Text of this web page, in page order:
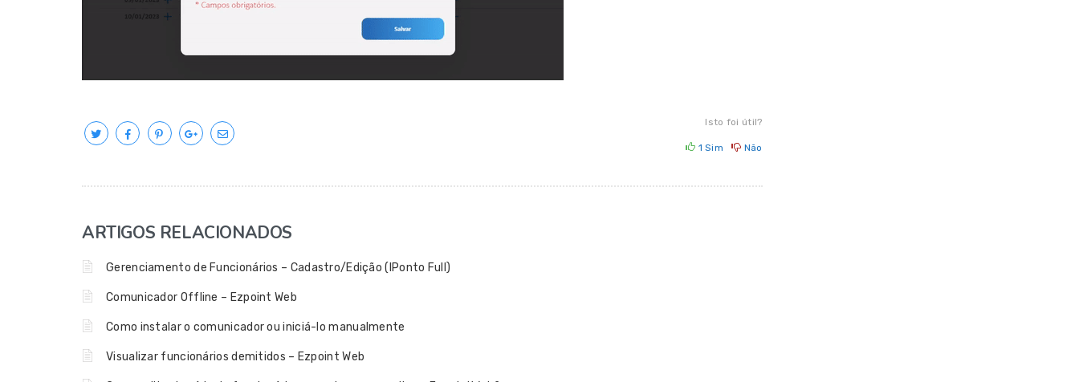
Isto foi útil?
1Sim Não
ARTIGOS RELACIONADOS
Gerenciamento de Funcionários – Cadastro/Edição (IPonto Full)
Comunicador Offline – Ezpoint Web
Como instalar o comunicador ou iniciá-lo manualmente
Visualizar funcionários demitidos – Ezpoint Web